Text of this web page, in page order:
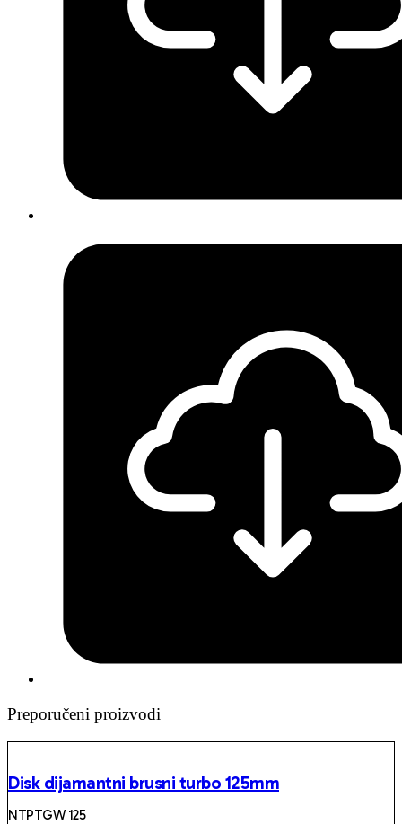
Preporučeni proizvodi
Disk dijamantni brusni turbo 125mm
NTPTGW 125